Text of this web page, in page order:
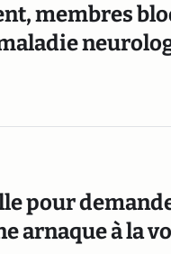
membres
pour
arnaque à la